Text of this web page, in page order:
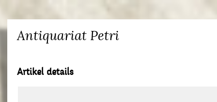
Antiquariat Petri
Artikel details